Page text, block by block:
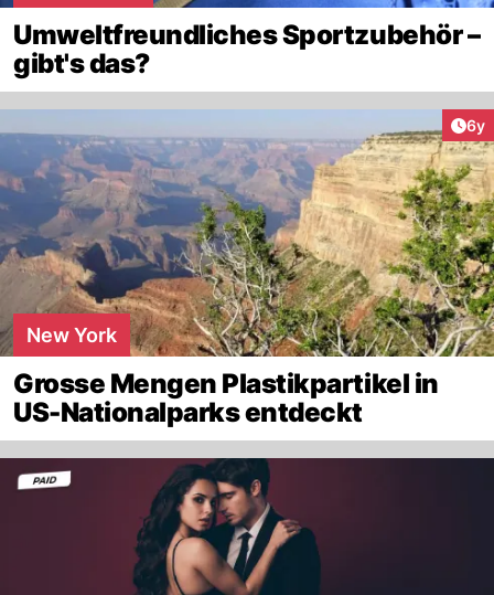
Umweltfreundliches Sportzubehör –
gibt's das?
6y
New York
Grosse Mengen Plastikpartikel in
US-Nationalparks entdeckt